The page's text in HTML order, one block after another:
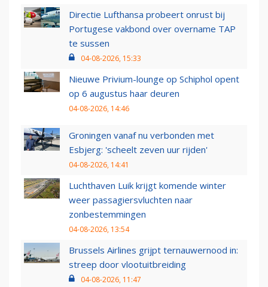
Directie Lufthansa probeert onrust bij
Portugese vakbond over overname TAP
te sussen
04-08-2026, 15:33
Nieuwe Privium-lounge op Schiphol opent
op 6 augustus haar deuren
04-08-2026, 14:46
Groningen vanaf nu verbonden met
Esbjerg: 'scheelt zeven uur rijden'
04-08-2026, 14:41
Luchthaven Luik krijgt komende winter
weer passagiersvluchten naar
zonbestemmingen
04-08-2026, 13:54
Brussels Airlines grijpt ternauwernood in:
streep door vlootuitbreiding
04-08-2026, 11:47